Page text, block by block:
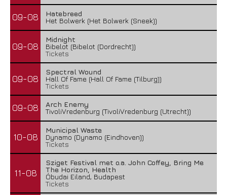
09-08
Hatebreed
Het Bolwerk (Het Bolwerk (Sneek))
09-08
Midnight
Bibelot (Bibelot (Dordrecht))
Tickets
09-08
Spectral Wound
Hall Of Fame (Hall Of Fame (Tilburg))
Tickets
09-08
Arch Enemy
TivoliVredenburg (TivoliVredenburg (Utrecht))
10-08
Municipal Waste
Dynamo (Dynamo (Eindhoven))
Tickets
11-08
Sziget Festival met o.a. John Coffey, Bring Me
The Horizon, Health
Óbudai Eiland, Budapest
Tickets